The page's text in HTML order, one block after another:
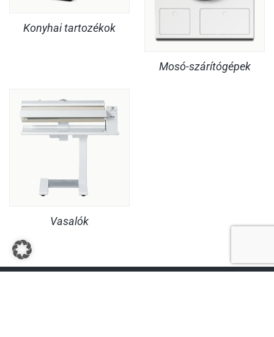
Konyhai tartozékok
Mosó-szárítógépek
Vasalók